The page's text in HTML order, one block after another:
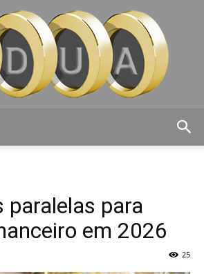
paralelas para
em 2026
25